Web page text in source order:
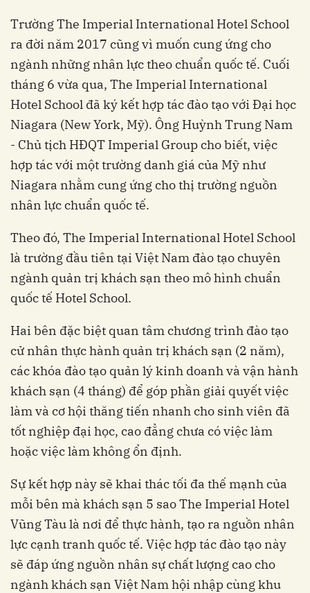
Trường The Imperial International Hotel School
ra đời năm 2017 cũng vì muốn cung ứng cho
ngành những nhân lực theo chuẩn quốc tế. Cuối
tháng 6 vừa qua, The Imperial International
Hotel School đã ký kết hợp tác đào tạo với Đại học
Niagara (New York, Mỹ). Ông Huỳnh Trung Nam
- Chủ tịch HĐQT Imperial Group cho biết, việc
hợp tác với một trường danh giá của Mỹ như
Niagara nhằm cung ứng cho thị trường nguồn
nhân lực chuẩn quốc tế.
Theo đó, The Imperial International Hotel School
là trường đầu tiên tại Việt Nam đào tạo chuyên
ngành quản trị khách sạn theo mô hình chuẩn
quốc tế Hotel School.
Hai bên đặc biệt quan tâm chương trình đào tạo
cử nhân thực hành quản trị khách sạn (2 năm),
các khóa đào tạo quản lý kinh doanh và vận hành
khách sạn (4 tháng) để góp phần giải quyết việc
làm và cơ hội thăng tiến nhanh cho sinh viên đã
tốt nghiệp đại học, cao đẳng chưa có việc làm
hoặc việc làm không ổn định.
Sự kết hợp này sẽ khai thác tối đa thế mạnh của
mỗi bên mà khách sạn 5 sao The Imperial Hotel
Vũng Tàu là nơi để thực hành, tạo ra nguồn nhân
lực cạnh tranh quốc tế. Việc hợp tác đào tạo này
sẽ đáp ứng nguồn nhân sự chất lượng cao cho
ngành khách sạn Việt Nam hội nhập cùng khu